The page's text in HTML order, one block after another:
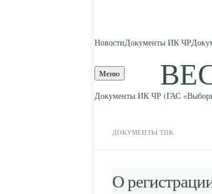
НовостиДокументы ИК ЧР
Меню
Документы ИК ЧР (ГАС
ДОКУМЕНТЫ ТИК
О